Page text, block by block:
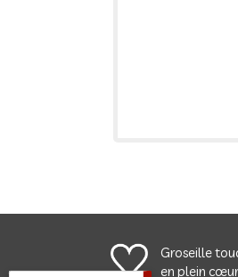
Groseille
en plein cœur